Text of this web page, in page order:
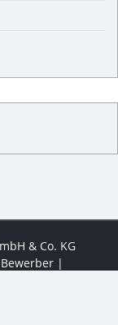
& Co. KG
|